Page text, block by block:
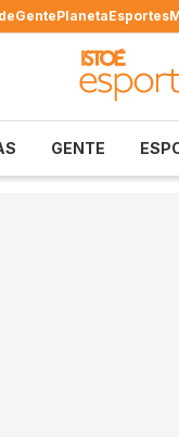
GentePlanetaEsportes
GENTE